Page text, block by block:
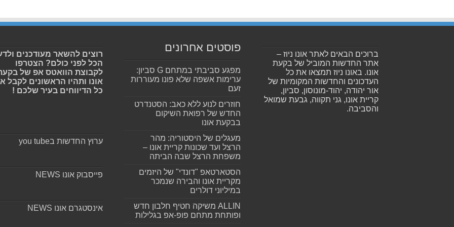
ברוכים הבאים לאתר אונו ניוז –
אתר החדשות המוביל של בקעת
אונו. באונו ניוז תמצאו את כל
העדכונים והחדשות המקומיות של
אור יהודה, יהוד-מונוסון, סביון,
קריית אונו, גני תקווה, גבעת שמואל
והסביבה.
פוסטים אחרונים
מפגע סביבתי במתחם G סביון:
ערימות אשפה שלא פונו מעוררות
זעם
חוזרים לנוע ללא כאב: הסטנדרט
החדש של רפואת השיקום
בבקעת אונו
מעגלים של היסטוריה: מהר
הרצל ועד שכונות קריית אונו –
משפחת הרצל שבה הביתה
הסטארטאפ "דונדי" של היזמים
מקריית אונו והבירה שנמכר
במיליוני דולרים
ALLIN משיקה חטיף חלבון חדש
ופותחת מתחם פופ-אפ בגלילות
רוצים להשאר מעודכנים
הכל לפני כולם? הצטרפו
לקבוצת הוואטס אפ של
אונו ותהיו הראשונים לקבל
כל הדיווחים בעיר שלכם !
ערוץ החדשות בyou tube
פייסבוק אונו NEWS
אינסטגרם אונו NEWS